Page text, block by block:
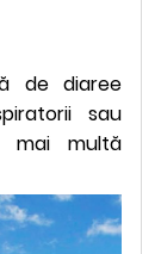
de diaree
sau
mai multă